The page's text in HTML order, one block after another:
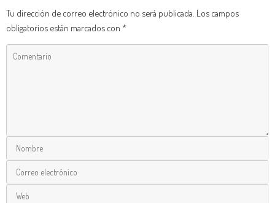
Tu dirección de correo electrónico no será publicada. Los campos
obligatorios están marcados con *